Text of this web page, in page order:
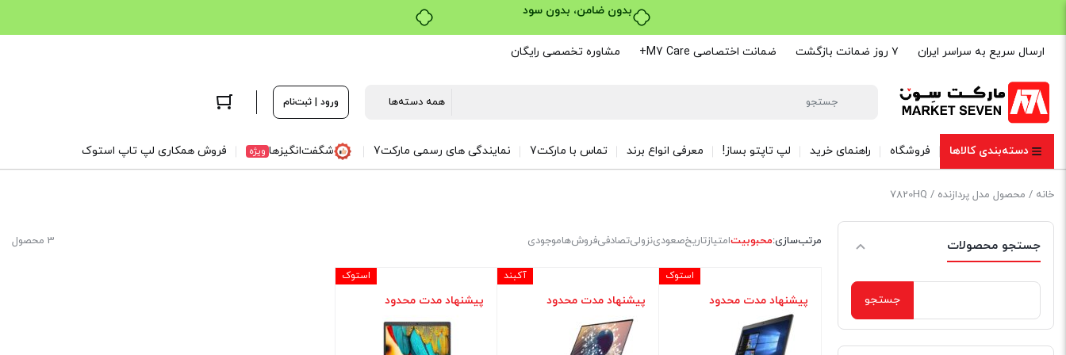
ارسال سریع به سراسر ایران ۷ روز ضمانت بازگشت ضمانت اختصاصی M7 Care+ مشاوره تخصصی رایگان
ورود | ثبت‌نام
دسته‌بندی کالاها فروشگاه راهنمای خرید لپ تاپتو بساز! معرفی انواع برند تماس با مارکت7 نمایندگی های رسمی مارکت7 شگفت‌انگیزها ویژه فروش همکاری لپ تاپ استوک
خانه / محصول مدل پردازنده / 7820HQ
جستجو محصولات
برای:
3 محصول مرتب‌سازی:محبوبیتامتیازتاریخصعودینزولیتصادفیفروش‌هاموجودی
پیشنهاد مدت محدود
استوک
پیشنهاد مدت محدود
آکبند
پیشنهاد مدت محدود
استوک